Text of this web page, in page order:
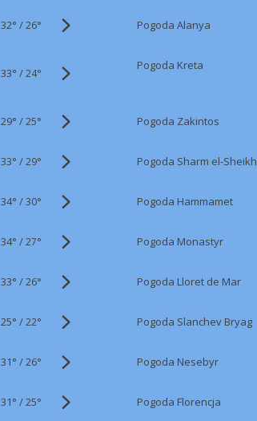
32° /26° Pogoda Alanya
33° /24°
Pogoda Kreta
29° /25° Pogoda Zakintos
33° /29° Pogoda Sharm el-Sheikh
34° /30° Pogoda Hammamet
34° /27° Pogoda Monastyr
33° /26° Pogoda Lloret de Mar
25° /22° Pogoda Slanchev Bryag
31° /26° Pogoda Nesebyr
31° /25° Pogoda Florencja